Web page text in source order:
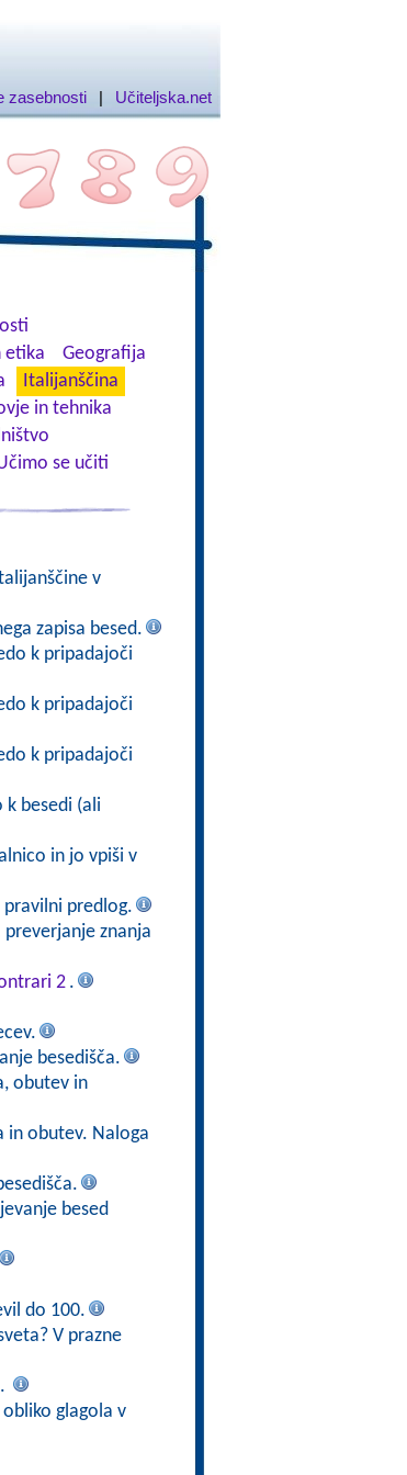
zasebnosti | Učiteljska.net
etika
Geografija
Italijanščina
in tehnika
se učiti
v
zapisa besed.
k pripadajoči
k pripadajoči
k pripadajoči
k besedi (ali
in jo vpiši v
pravilni predlog.
znanja
2 .
besedišča.
obutev in
in obutev. Naloga
besed
do 100.
V prazne
glagola v